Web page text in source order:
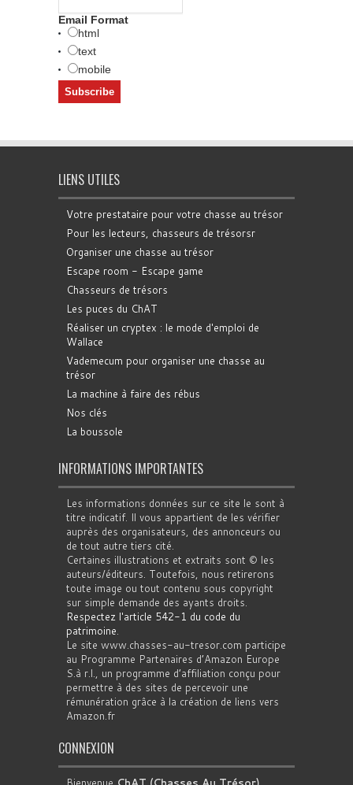
Email Format
html
text
mobile
LIENS UTILES
Votre prestataire pour votre chasse au trésor
Pour les lecteurs, chasseurs de trésorsr
Organiser une chasse au trésor
Escape room - Escape game
Chasseurs de trésors
Les puces du ChAT
Réaliser un cryptex : le mode d'emploi de
Wallace
Vademecum pour organiser une chasse au
trésor
La machine à faire des rébus
Nos clés
La boussole
INFORMATIONS IMPORTANTES
Les informations données sur ce site le sont à
titre indicatif. Il vous appartient de les vérifier
auprès des organisateurs, des annonceurs ou
de tout autre tiers cité.
Certaines illustrations et extraits sont © les
auteurs/éditeurs. Toutefois, nous retirerons
toute image ou tout contenu sous copyright
sur simple demande des ayants droits.
Respectez l'article 542-1 du code du
patrimoine.
Le site www.chasses-au-tresor.com participe
au Programme Partenaires d’Amazon Europe
S.à r.l., un programme d’affiliation conçu pour
permettre à des sites de percevoir une
rémunération grâce à la création de liens vers
Amazon.fr
CONNEXION